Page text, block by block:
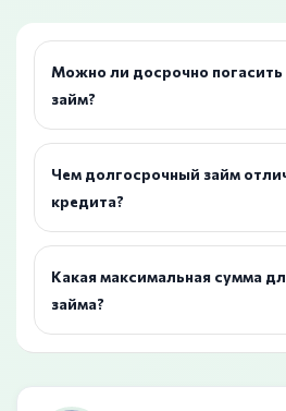
Можно ли досрочно
займ?
Чем долгосрочный займ
кредита?
Какая максимальная сумма
займа?